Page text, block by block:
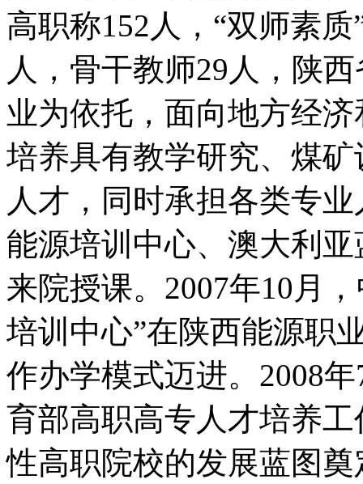
高职称152人，“双师素
人，骨干教师29人，陕
业为依托，面向地方经
培养具有教学研究、煤
人才，同时承担各类专
能源培训中心、澳大利
来院授课。2007年10月
培训中心”在陕西能源职
作办学模式迈进。2008
育部高职高专人才培养
性高职院校的发展蓝图